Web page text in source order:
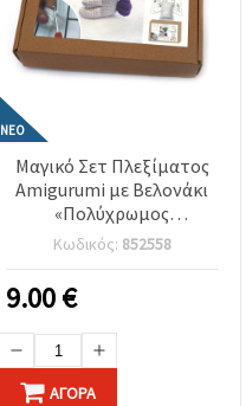
ΝΈΟ
Μαγικό Σετ Πλεξίματος
Amigurumi με Βελονάκι
«Πολύχρωμος
Μονόκερος», 60×45×50
mm, GZ2142 –
Διασκεδαστικό και
Δημιουργικό Έργο
Χειροτεχνίας, Ιδανικό για
Χειροποίητα Δώρα και
Ονειρική Διακόσμηση
Κωδικός: 852558
9.00€
ΑΓΟΡΆ